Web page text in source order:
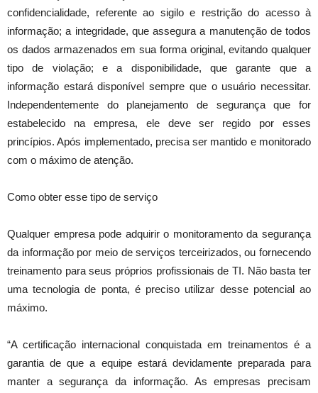
confidencialidade, referente ao sigilo e restrição do acesso à
informação; a integridade, que assegura a manutenção de todos
os dados armazenados em sua forma original, evitando qualquer
tipo de violação; e a disponibilidade, que garante que a
informação estará disponível sempre que o usuário necessitar.
Independentemente do planejamento de segurança que for
estabelecido na empresa, ele deve ser regido por esses
princípios. Após implementado, precisa ser mantido e monitorado
com o máximo de atenção.
Como obter esse tipo de serviço
Qualquer empresa pode adquirir o monitoramento da segurança
da informação por meio de serviços terceirizados, ou fornecendo
treinamento para seus próprios profissionais de TI. Não basta ter
uma tecnologia de ponta, é preciso utilizar desse potencial ao
máximo.
“A certificação internacional conquistada em treinamentos é a
garantia de que a equipe estará devidamente preparada para
manter a segurança da informação. As empresas precisam